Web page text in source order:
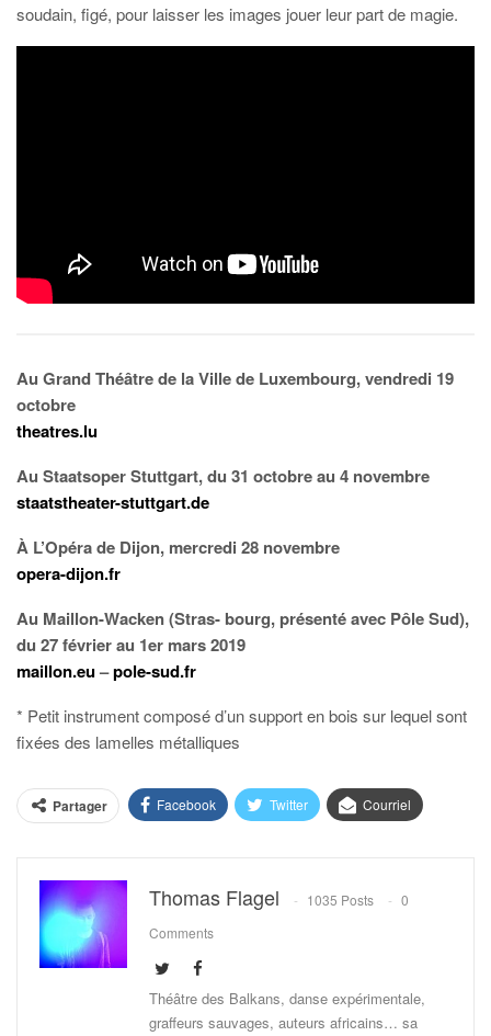
soudain, figé, pour laisser les images jouer leur part de magie.
Au Grand Théâtre de la Ville de Luxembourg, vendredi 19
octobre
theatres.lu
Au Staatsoper Stuttgart, du 31 octobre au 4 novembre
staatstheater-stuttgart.de
À L’Opéra de Dijon, mercredi 28 novembre
opera-dijon.fr
Au Maillon-Wacken (Stras- bourg, présenté avec Pôle Sud),
du 27 février au 1er mars 2019
maillon.eu–pole-sud.fr
* Petit instrument composé d’un support en bois sur lequel sont
fixées des lamelles métalliques
Partager Facebook Twitter Courriel
Thomas Flagel 1035 Posts
0
Comments
Théâtre des Balkans, danse expérimentale,
graffeurs sauvages, auteurs africains… sa